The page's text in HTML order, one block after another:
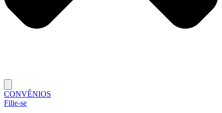
CONVÊNIOS
Filie-se